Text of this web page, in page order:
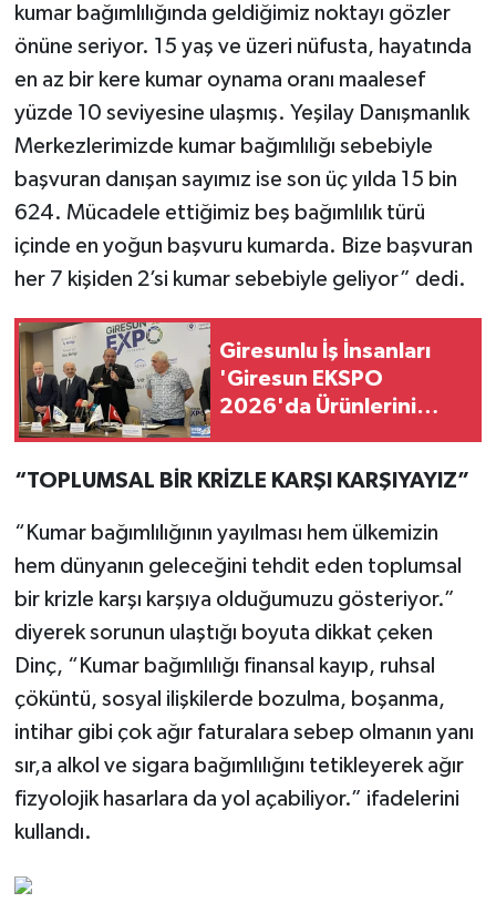
kumar bağımlılığında geldiğimiz noktayı gözler
önüne seriyor. 15 yaş ve üzeri nüfusta, hayatında
en az bir kere kumar oynama oranı maalesef
yüzde 10 seviyesine ulaşmış. Yeşilay Danışmanlık
Merkezlerimizde kumar bağımlılığı sebebiyle
başvuran danışan sayımız ise son üç yılda 15 bin
624. Mücadele ettiğimiz beş bağımlılık türü
içinde en yoğun başvuru kumarda. Bize başvuran
her 7 kişiden 2’si kumar sebebiyle geliyor” dedi.
Giresunlu İş İnsanları
'Giresun EKSPO
2026'da Ürünlerini
“TOPLUMSAL BİR KRİZLE KARŞI KARŞIYAYIZ”
“Kumar bağımlılığının yayılması hem ülkemizin
hem dünyanın geleceğini tehdit eden toplumsal
bir krizle karşı karşıya olduğumuzu gösteriyor.”
diyerek sorunun ulaştığı boyuta dikkat çeken
Dinç, “Kumar bağımlılığı finansal kayıp, ruhsal
çöküntü, sosyal ilişkilerde bozulma, boşanma,
intihar gibi çok ağır faturalara sebep olmanın yanı
sır,a alkol ve sigara bağımlılığını tetikleyerek ağır
fizyolojik hasarlara da yol açabiliyor.” ifadelerini
kullandı.